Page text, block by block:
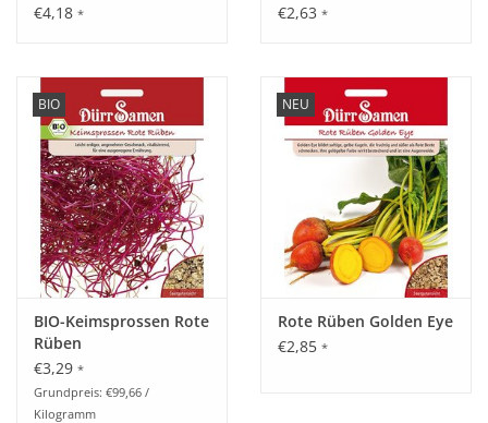
€4,18 *
€2,63 *
BIO
BIO-Keimsprossen Rote
Rüben
€3,29 *
Grundpreis: €99,66 /
Kilogramm
NEU
Rote Rüben Golden Eye
€2,85 *